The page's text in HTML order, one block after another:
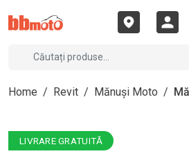
Home / Revit / Mănuși Moto /
LIVRARE GRATUITĂ